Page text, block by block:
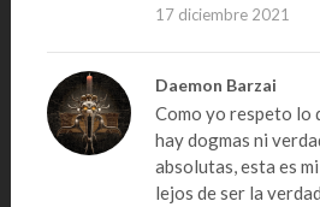
17 diciembre 2021
Daemon Barzai
Como yo respeto lo
hay dogmas ni
absolutas, esta es
lejos de ser la